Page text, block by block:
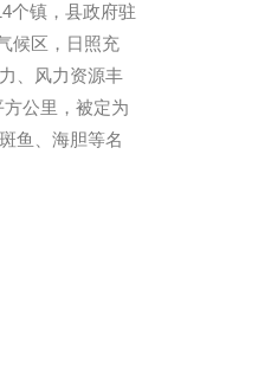
个镇，县政府驻
候区，日照充
、风力资源丰
公里，被定为
鱼、海胆等名